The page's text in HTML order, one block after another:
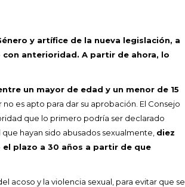
y artífice de la nueva legislación, a
con anterioridad. A partir de ahora, lo
un mayor de edad y un menor de 15
no es apto para dar su aprobación. El Consejo
que lo primero podría ser declarado
hayan sido abusados sexualmente, diez
plazo a 30 años a partir de que
acoso y la violencia sexual, para evitar que se